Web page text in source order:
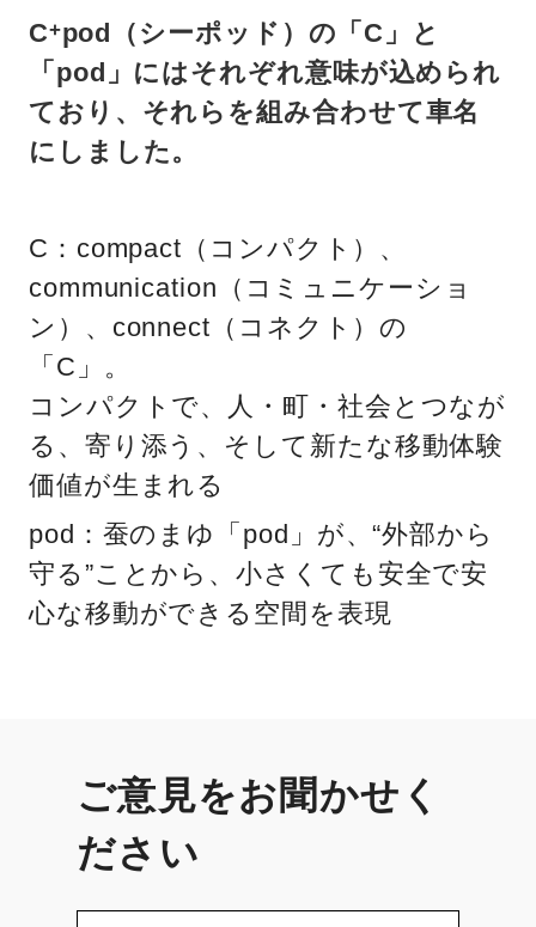
C+pod（シーポッド）の「C」と
「pod」にはそれぞれ意味が込められ
ており、それらを組み合わせて車名
にしました。
C：compact（コンパクト）、
communication（コミュニケーショ
ン）、connect（コネクト）の
「C」。
コンパクトで、人・町・社会とつなが
る、寄り添う、そして新たな移動体験
価値が生まれる
pod：蚕のまゆ「pod」が、“外部から
守る”ことから、小さくても安全で安
心な移動ができる空間を表現
ご意見をお聞かせく
ださい